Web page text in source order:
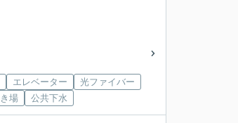
エレベーター
光ファイバー
場
公共下水